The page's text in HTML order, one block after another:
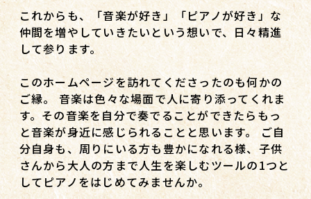
これからも、「音楽が好き」「ピアノが好き」な
仲間を増やしていきたいという想いで、日々精進
して参ります。
このホームページを訪れてくださったのも何かの
ご縁。 音楽は色々な場面で人に寄り添ってくれま
す。その音楽を自分で奏でることができたらもっ
と音楽が身近に感じられることと思います。 ご自
分自身も、周りにいる方も豊かになれる様、子供
さんから大人の方まで人生を楽しむツールの1つと
してピアノをはじめてみませんか。